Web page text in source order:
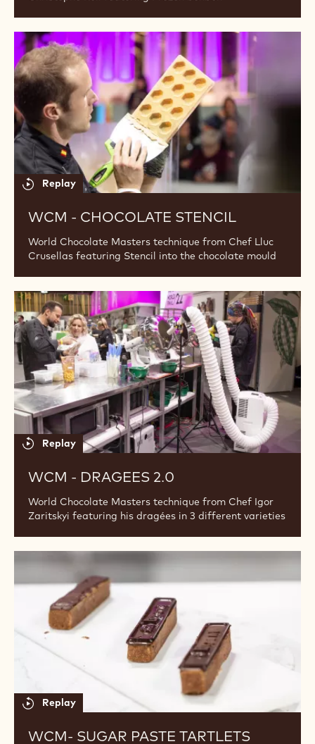
Replay
WCM - ICED TRUFFLE
World Chocolate Masters technique from Chef
Christophe Rull featuring Frozen bonbon
Replay
WCM - CHOCOLATE STENCIL
World Chocolate Masters technique from Chef Lluc
Crusellas featuring Stencil into the chocolate mould
WCM
Chocolate
Replay
WCM - DRAGEES 2.0
World Chocolate Masters technique from Chef Igor
Zaritskyi featuring his dragées in 3 different varieties
WCM
Dragees
WCM-